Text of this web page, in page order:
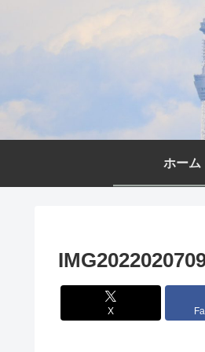
ホーム
X